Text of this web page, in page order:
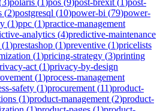
(2)postgresql (10)power-bi (79)power-
(1)ppc (1)practice-management
analytics (4)predictive-maintenance
(1)prestashop (1)preventive (1)pricelists
(1)pricing-strategy (3)printing
act (1)privacy-by-design
(1)process-management
safety (1)procurement (11)product-
(1)product-management (2)product-